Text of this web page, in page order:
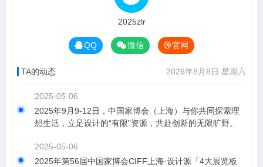
2025zlr
QQ 微信 官网
TA的动态 2026年8月8日 星期六
2025-05-06
2025年9月9-12日，中国家博会（上海）与你共同探索理
想生活，立足设计的“有限”资源，共赴创新的无限旷野。
2025-05-06
2025年第56届中国家博会CIFF上海·设计源「4大展览板